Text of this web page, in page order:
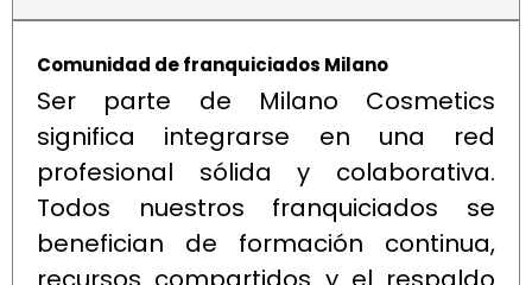
Comunidad de franquiciados Milano
Ser parte de Milano Cosmetics
significa integrarse en una red
profesional sólida y colaborativa.
Todos nuestros franquiciados se
benefician de formación continua,